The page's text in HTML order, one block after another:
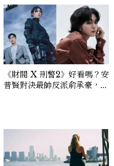
《財閥 X 刑警2》好看嗎？安
普賢對決最帥反派俞承豪，鄭